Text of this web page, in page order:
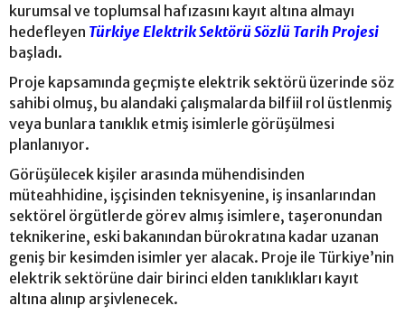
kurumsal ve toplumsal hafızasını kayıt altına almayı
hedefleyen Türkiye Elektrik Sektörü Sözlü Tarih Projesi
başladı.
Proje kapsamında geçmişte elektrik sektörü üzerinde söz
sahibi olmuş, bu alandaki çalışmalarda bilfiil rol üstlenmiş
veya bunlara tanıklık etmiş isimlerle görüşülmesi
planlanıyor.
Görüşülecek kişiler arasında mühendisinden
müteahhidine, işçisinden teknisyenine, iş insanlarından
sektörel örgütlerde görev almış isimlere, taşeronundan
teknikerine, eski bakanından bürokratına kadar uzanan
geniş bir kesimden isimler yer alacak. Proje ile Türkiye’nin
elektrik sektörüne dair birinci elden tanıklıkları kayıt
altına alınıp arşivlenecek.